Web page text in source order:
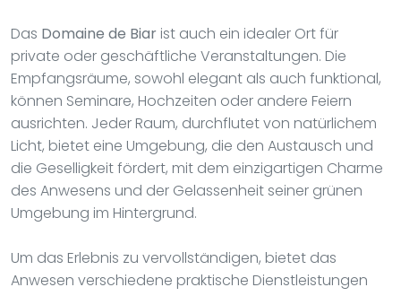
Das Domaine de Biar ist auch ein idealer Ort für
private oder geschäftliche Veranstaltungen. Die
Empfangsräume, sowohl elegant als auch funktional,
können Seminare, Hochzeiten oder andere Feiern
ausrichten. Jeder Raum, durchflutet von natürlichem
Licht, bietet eine Umgebung, die den Austausch und
die Geselligkeit fördert, mit dem einzigartigen Charme
des Anwesens und der Gelassenheit seiner grünen
Umgebung im Hintergrund.
Um das Erlebnis zu vervollständigen, bietet das
Anwesen verschiedene praktische Dienstleistungen